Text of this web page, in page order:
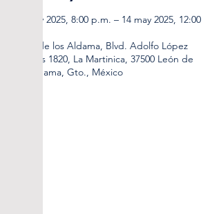
13 may 2025, 8:00 p.m. – 14 may 2025, 12:00
León de los Aldama, Blvd. Adolfo López
Mateos 1820, La Martinica, 37500 León de
los Aldama, Gto., México